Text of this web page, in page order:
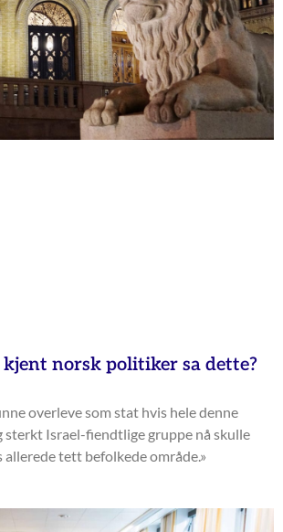
norsk politiker sa dette?
overleve som stat hvis hele denne
sterkt Israel-fiendtlige gruppe nå skulle
tett befolkede område.»